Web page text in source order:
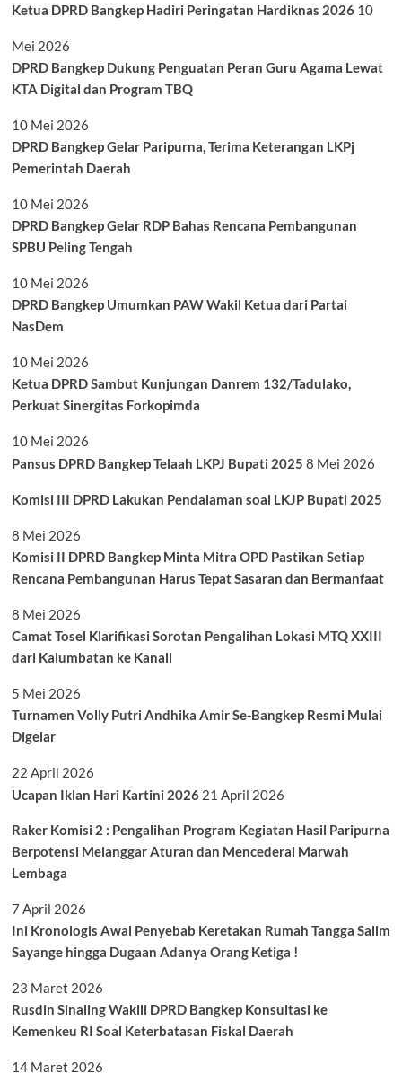
Ketua DPRD Bangkep Hadiri Peringatan Hardiknas 2026 10
Mei 2026
DPRD Bangkep Dukung Penguatan Peran Guru Agama Lewat
KTA Digital dan Program TBQ
10 Mei 2026
DPRD Bangkep Gelar Paripurna, Terima Keterangan LKPj
Pemerintah Daerah
10 Mei 2026
DPRD Bangkep Gelar RDP Bahas Rencana Pembangunan
SPBU Peling Tengah
10 Mei 2026
DPRD Bangkep Umumkan PAW Wakil Ketua dari Partai
NasDem
10 Mei 2026
Ketua DPRD Sambut Kunjungan Danrem 132/Tadulako,
Perkuat Sinergitas Forkopimda
10 Mei 2026
Pansus DPRD Bangkep Telaah LKPJ Bupati 2025 8 Mei 2026
Komisi III DPRD Lakukan Pendalaman soal LKJP Bupati 2025
8 Mei 2026
Komisi II DPRD Bangkep Minta Mitra OPD Pastikan Setiap
Rencana Pembangunan Harus Tepat Sasaran dan Bermanfaat
8 Mei 2026
Camat Tosel Klarifikasi Sorotan Pengalihan Lokasi MTQ XXIII
dari Kalumbatan ke Kanali
5 Mei 2026
Turnamen Volly Putri Andhika Amir Se-Bangkep Resmi Mulai
Digelar
22 April 2026
Ucapan Iklan Hari Kartini 2026 21 April 2026
Raker Komisi 2 : Pengalihan Program Kegiatan Hasil Paripurna
Berpotensi Melanggar Aturan dan Mencederai Marwah
Lembaga
7 April 2026
Ini Kronologis Awal Penyebab Keretakan Rumah Tangga Salim
Sayange hingga Dugaan Adanya Orang Ketiga !
23 Maret 2026
Rusdin Sinaling Wakili DPRD Bangkep Konsultasi ke
Kemenkeu RI Soal Keterbatasan Fiskal Daerah
14 Maret 2026